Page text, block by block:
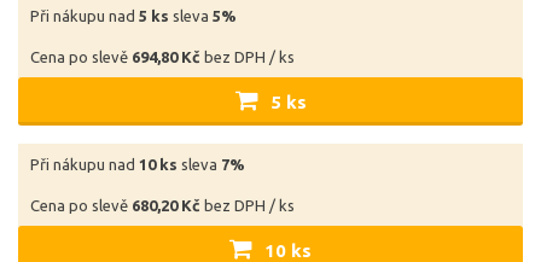
Při nákupu nad 5 ks sleva 5%
Cena po slevě 694,80 Kč bez DPH / ks
5 ks
Při nákupu nad 10 ks sleva 7%
Cena po slevě 680,20 Kč bez DPH / ks
10 ks